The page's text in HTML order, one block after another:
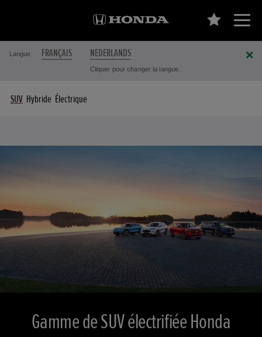
Langue FRANÇAIS NEDERLANDS
Cliquer pour changer la langue.
SUV Hybride Électrique
Gamme de SUV électrifiée Honda